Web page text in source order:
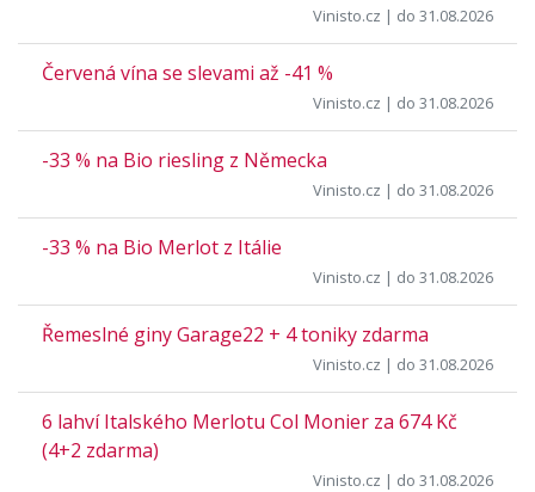
Vinisto.cz | do 31.08.2026
Červená vína se slevami až -41 %
Vinisto.cz | do 31.08.2026
-33 % na Bio riesling z Německa
Vinisto.cz | do 31.08.2026
-33 % na Bio Merlot z Itálie
Vinisto.cz | do 31.08.2026
Řemeslné giny Garage22 + 4 toniky zdarma
Vinisto.cz | do 31.08.2026
6 lahví Italského Merlotu Col Monier za 674 Kč
(4+2 zdarma)
Vinisto.cz | do 31.08.2026